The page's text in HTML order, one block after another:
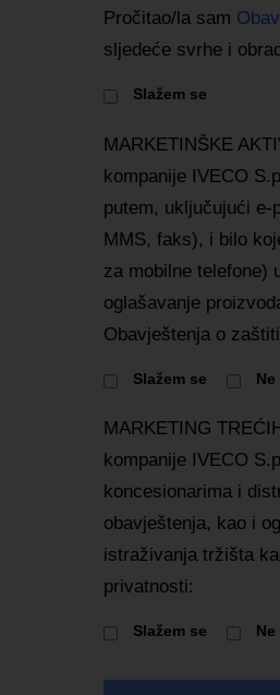
Pročitao/la sam
sljedeće svrhe i
Slažem se
MARKETINŠKE
kompanije IVECO
putem, uključujući e-
MMS, faks), i bilo
za mobilne telefone)
oglašavanje
Obavještenja o
Slažem se
MARKETING
kompanije IVECO
koncesionarima i
obavještenja, kao i
istraživanja tržišta
privatnosti:
Slažem se